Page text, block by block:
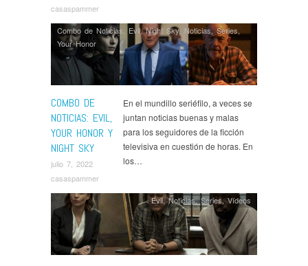
casaspammer
COMBO DE
NOTICIAS: EVIL,
YOUR HONOR Y
NIGHT SKY
julio 7, 2022
casaspammer
Combo de Noticias, Evil,Night Sky, Noticias,Series,
Your Honor
En el mundillo seriéfilo, a veces se
juntan noticias buenas y malas
para los seguidores de la ficción
televisiva en cuestión de horas. En
los…
Evil,Noticias,Series,Ví­deos